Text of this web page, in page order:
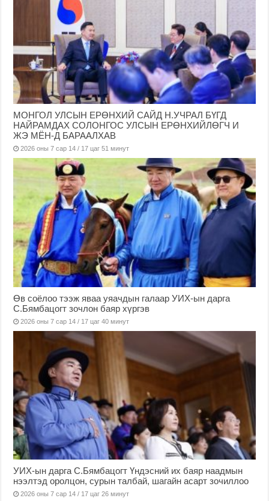
МОНГОЛ УЛСЫН ЕРӨНХИЙ САЙД Н.УЧРАЛ БҮГД
НАЙРАМДАХ СОЛОНГОС УЛСЫН ЕРӨНХИЙЛӨГЧ И
ЖЭ МЁН-Д БАРААЛХАВ
2026 оны 7 сар 14 / 17 цаг 51 минут
Өв соёлоо тээж яваа уяачдын галаар УИХ-ын дарга
С.Бямбацогт зочлон баяр хүргэв
2026 оны 7 сар 14 / 17 цаг 40 минут
УИХ-ын дарга С.Бямбацогт Үндэсний их баяр наадмын
нээлтэд оролцон, сурын талбай, шагайн асарт зочиллоо
2026 оны 7 сар 14 / 17 цаг 26 минут